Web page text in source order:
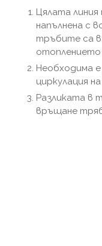
Цялата
напълнена с
тръбите са
отоплението
Необходима
циркулация
Разликата в
връщане